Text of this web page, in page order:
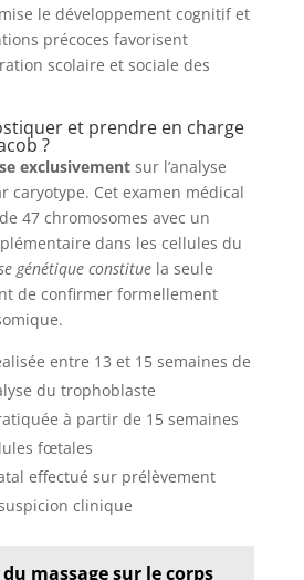
le développement cognitif et
précoces favorisent
scolaire et sociale des
et prendre en charge
?
exclusivementsur l’analyse
caryotype. Cet examen médical
47 chromosomes avec un
dans les cellules du
génétique constituela seule
de confirmer formellement
entre 13 et 15 semaines de
du trophoblaste
à partir de 15 semaines
fœtales
effectué sur prélèvement
clinique
massage sur le corps